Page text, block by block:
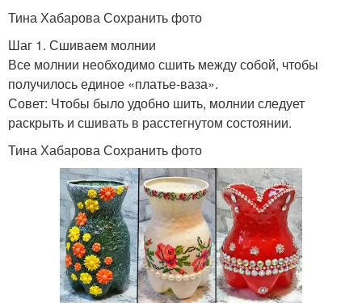
Тина Хабарова Сохранить фото
Шаг 1. Сшиваем молнии
Все молнии необходимо сшить между собой, чтобы
получилось единое «платье-ваза».
Совет: Чтобы было удобно шить, молнии следует
раскрыть и сшивать в расстегнутом состоянии.
Тина Хабарова Сохранить фото